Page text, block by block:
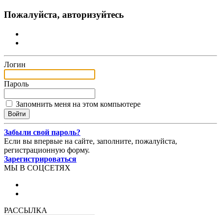
Пожалуйста, авторизуйтесь
Логин
Пароль
Запомнить меня на этом компьютере
Забыли свой пароль?
Если вы впервые на сайте, заполните, пожалуйста,
регистрационную форму.
Зарегистрироваться
МЫ В СОЦСЕТЯХ
РАССЫЛКА